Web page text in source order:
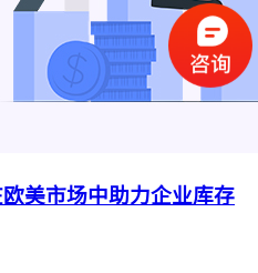
美市场中助力企业库存